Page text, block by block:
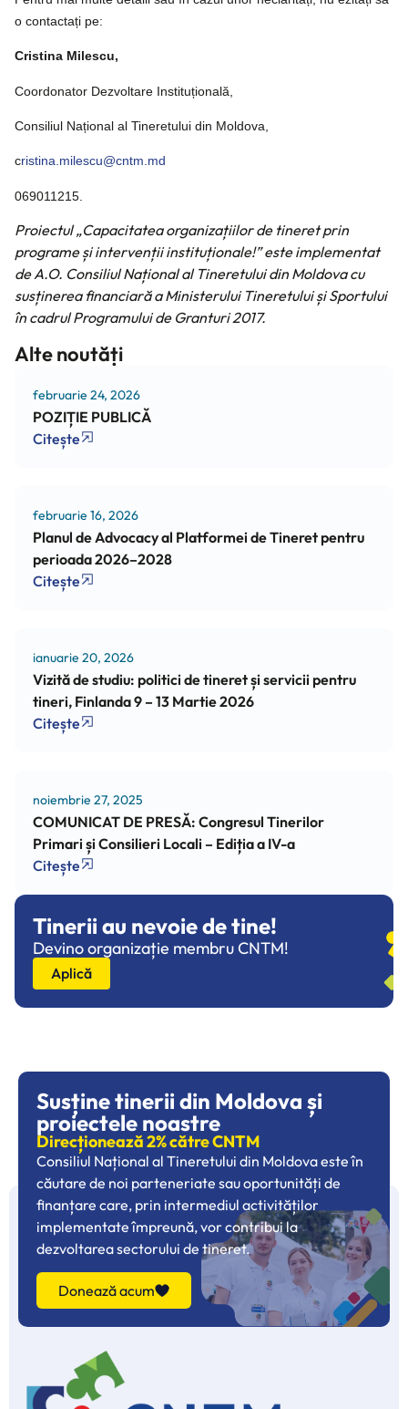
o contactați pe:
Cristina Milescu,
Coordonator Dezvoltare Instituțională,
Consiliul Național al Tineretului din Moldova,
cristina.milescu@cntm.md
069011215.
Proiectul „Capacitatea organizațiilor de tineret prin
programe și intervenții instituționale!” este implementat
de A.O. Consiliul Național al Tineretului din Moldova cu
susținerea financiară a Ministerului Tineretului și Sportului
în cadrul Programului de Granturi 2017.
Alte noutăți
februarie 24, 2026
POZIȚIE PUBLICĂ
Citește
februarie 16, 2026
Planul de Advocacy al Platformei de Tineret pentru
perioada 2026–2028
Citește
ianuarie 20, 2026
Vizită de studiu: politici de tineret și servicii pentru
tineri, Finlanda 9 – 13 Martie 2026
Citește
noiembrie 27, 2025
COMUNICAT DE PRESĂ: Congresul Tinerilor
Primari și Consilieri Locali – Ediția a IV-a
Citește
Tinerii au nevoie de tine!
Devino organizație membru CNTM!
Aplică
Susține tinerii din Moldova și
proiectele noastre
Direcționează 2% către CNTM
Consiliul Național al Tineretului din Moldova este în
căutare de noi parteneriate sau oportunități de
finanțare care, prin intermediul activităților
implementate împreună, vor contribui la
dezvoltarea sectorului de tineret.
Donează acum